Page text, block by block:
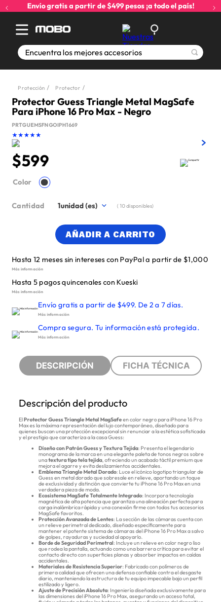
Envío gratis a partir de $499 pesos ¡a todo el país!
Encuentra los mejores accesorios
Protección Protector
Protector Guess Triangle Metal MagSafe
Para iPhone 16 Pro Max - Negro
PRTGUEMSFNGOIPH1669
★★★★★
$599
Color
Cantidad 1 ( 10disponibles)
AÑADIR A CARRITO
Hasta 12 meses sin intereses con PayPal a partir de $1,000
Más información
Hasta 5 pagos quincenales con Kueski
Más información
Envío gratis a partir de $499. De 2 a 7 días.
Más información
Compra segura. Tu información está protegida.
Más información
DESCRIPCIÓN FICHA TÉCNICA
Descripción del producto
ElProtector Guess Triangle Metal MagSafeen color negro para iPhone 16 Pro
Max es la máxima representación del lujo contemporáneo, diseñado para
quienes buscan una protección excepcional sin renunciar a la estética sofisticada
y el prestigio que caracteriza a la casa Guess:
Diseño con Patrón Guess y Textura Tejida: Presenta el legendario
monograma de la marca en una elegante paleta de tonos negros sobre
unatextura tipo tela tejida, ofreciendo un acabado táctil premium que
mejora el agarre y evita deslizamientos accidentales.
Emblema Triangle Metal Dorado: Luce el icónico logotipo triangular de
Guess en metal dorado que sobresale en relieve, aportando un toque
de exclusividad y distinción que convierte tu iPhone 16 Pro Max en una
verdadera pieza de moda.
Ecosistema MagSafe Totalmente Integrado: Incorpora tecnología
magnética de alta potencia que garantiza una alineación perfecta para
carga inalámbrica rápida y una conexión firme con todos tus accesorios
MagSafe favoritos.
Protección Avanzada de Lentes: La sección de las cámaras cuenta con
un relieve perimetral dedicado, diseñado específicamente para
mantener el potente sistema de cámaras del iPhone 16 Pro Max a salvo
de golpes, rayaduras y suciedad al apoyarlo.
Borde de Seguridad Perimetral: Incluye un relieve en color negro liso
que rodea la pantalla, actuando como una barrera crítica para evitar el
contacto directo con superficies planas y absorber impactos en caídas
accidentales.
Materiales de Resistencia Superior: Fabricado con polímeros de
primera calidad que ofrecen una defensa confiable contra el desgaste
diario, manteniendo la estructura de tu equipo impecable bajo un perfil
estilizado y ligero.
Ajuste de Precisión Absoluta: Ingeniería diseñada exclusivamente para
las dimensiones del iPhone 16 Pro Max, asegurando un acceso total,